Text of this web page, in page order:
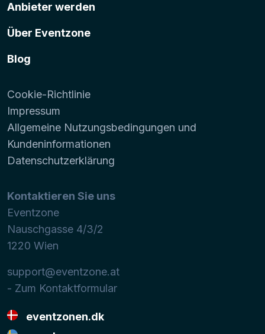
Anbieter werden
Über Eventzone
Blog
Cookie-Richtlinie
Impressum
Allgemeine Nutzungsbedingungen und
Kundeninformationen
Datenschutzerklärung
Kontaktieren Sie uns
Eventzone
Nauschgasse 4/3/2
1220 Wien
support@eventzone.at
- Zum Kontaktformular
eventzonen.dk